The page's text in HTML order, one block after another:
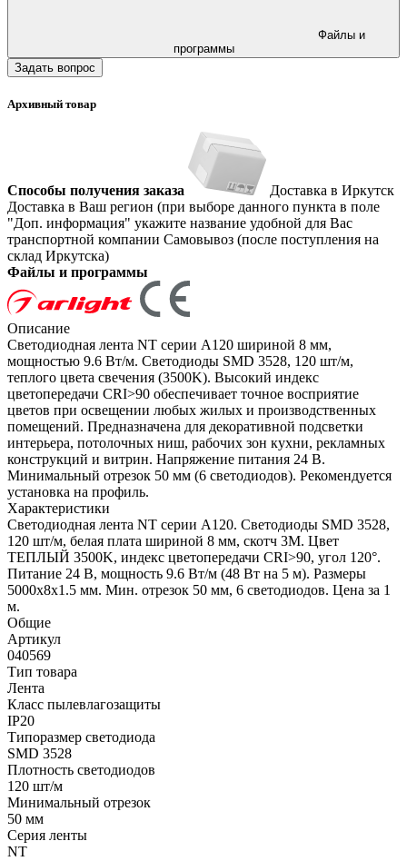
программы
Задать вопрос
Архивный товар
Способы получения заказа
Доставка в Иркутск
Доставка в Ваш регион (при выборе данного пункта в поле
"Доп. информация" укажите название удобной для Вас
транспортной компании Самовывоз (после поступления на
склад Иркутска)
Файлы и программы
Описание
Светодиодная лента NT серии A120 шириной 8 мм,
мощностью 9.6 Вт/м. Светодиоды SMD 3528, 120 шт/м,
теплого цвета свечения (3500K). Высокий индекс
цветопередачи CRI>90 обеспечивает точное восприятие
цветов при освещении любых жилых и производственных
помещений. Предназначена для декоративной подсветки
интерьера, потолочных ниш, рабочих зон кухни, рекламных
конструкций и витрин. Напряжение питания 24 В.
Минимальный отрезок 50 мм (6 светодиодов). Рекомендуется
установка на профиль.
Характеристики
Светодиодная лента NT серии A120. Светодиоды SMD 3528,
120 шт/м, белая плата шириной 8 мм, скотч 3M. Цвет
ТЕПЛЫЙ 3500K, индекс цветопередачи CRI>90, угол 120°.
Питание 24 В, мощность 9.6 Вт/м (48 Вт на 5 м). Размеры
5000x8x1.5 мм. Мин. отрезок 50 мм, 6 светодиодов. Цена за 1
м.
Общие
Артикул
040569
Тип товара
Лента
Класс пылевлагозащиты
IP20
Типоразмер светодиода
SMD 3528
Плотность светодиодов
120 шт/м
Минимальный отрезок
50 мм
Серия ленты
NT